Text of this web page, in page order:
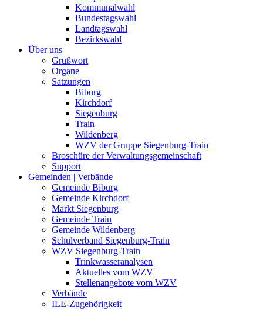
Kommunalwahl
Bundestagswahl
Landtagswahl
Bezirkswahl
Über uns
Grußwort
Organe
Satzungen
Biburg
Kirchdorf
Siegenburg
Train
Wildenberg
WZV der Gruppe Siegenburg-Train
Broschüre der Verwaltungsgemeinschaft
Support
Gemeinden | Verbände
Gemeinde Biburg
Gemeinde Kirchdorf
Markt Siegenburg
Gemeinde Train
Gemeinde Wildenberg
Schulverband Siegenburg-Train
WZV Siegenburg-Train
Trinkwasseranalysen
Aktuelles vom WZV
Stellenangebote vom WZV
Verbände
ILE-Zugehörigkeit